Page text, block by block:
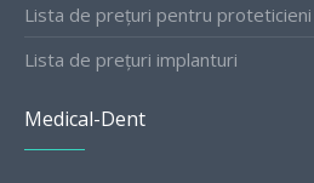
Lista de prețuri pentru proteticieni
Lista de prețuri implanturi
Medical-Dent